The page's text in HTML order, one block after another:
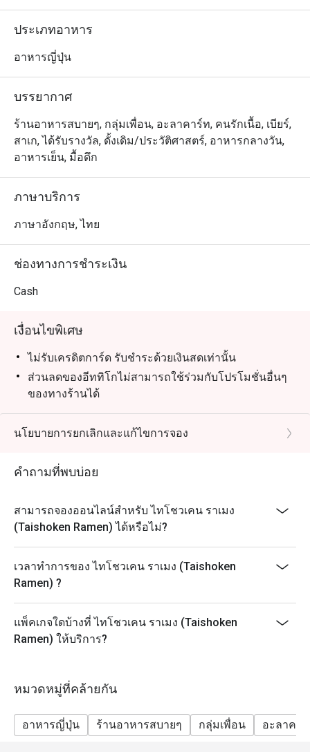
ประเภทอาหาร
อาหารญี่ปุ่น
บรรยากาศ
ร้านอาหารสบายๆ, กลุ่มเพื่อน, อะลาคาร์ท, คนรักเนื้อ, เบียร์,
สาเก, ได้รับรางวัล, ดั้งเดิม/ประวัติศาสตร์, อาหารกลางวัน,
อาหารเย็น, มื้อดึก
ภาษาบริการ
ภาษาอังกฤษ, ไทย
ช่องทางการชำระเงิน
Cash
เงื่อนไขพิเศษ
ไม่รับเครดิตการ์ด รับชำระด้วยเงินสดเท่านั้น
ส่วนลดของอีททิโกไม่สามารถใช้ร่วมกับโปรโมชั่นอื่นๆ
ของทางร้านได้
ส่วนลดของอีททิโกลดเฉพาะค่าอาหารและของหวาน
เท่านั้น ไม่ลดเครื่องดื่ม
ได้ระบุด้านล่าง
หน้าปลาไหล, ปลาไหลย่าง, แซลมอนซาชิมิหั่นชิ้น, ยำ
แซลมอน, ข้าวหน้าสเต็กเนื้อลูกเต๋า, เนื้อต้มซีอิ๊ว, เนื้อต้ม
ซีอิ๊วกับกิมจิ, เอ็นเนื้อตุ๋น, ลิ้นวัวย่างเกลือโรยต้นหอม, กรา
แตงปู, ปลาแซลมอนต้มซีอิ๊ว, ปลาซาบะต้มเต้าเจี้ยว, แฮม
เบิร์กเทริยากิ, สตูว์ลิ้นวัว, ข้าวฮายาชิ, โกโมคุชูกาดง, ข้าว
หน้าเนื้อ, ข้าวหน้าเนื้อและกิมจิ)
นโยบายการยกเลิกและแก้ไขการจอง
คำถามที่พบบ่อย
สามารถจองออนไลน์สำหรับ ไทโชวเคน ราเมง
(Taishoken Ramen) ได้หรือไม่?
เวลาทำการของ ไทโชวเคน ราเมง (Taishoken
Ramen) ?
แพ็คเกจใดบ้างที่ ไทโชวเคน ราเมง (Taishoken
Ramen) ให้บริการ?
หมวดหมู่ที่คล้ายกัน
อาหารญี่ปุ่น ร้านอาหารสบายๆ กลุ่มเพื่อน อะลาคา